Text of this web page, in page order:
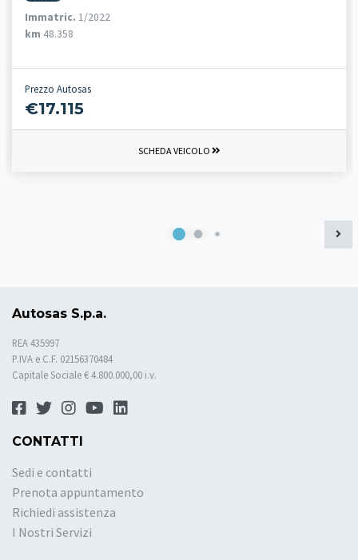
Immatric. 1/2022
km 48.358
Prezzo Autosas
€17.115
SCHEDA VEICOLO
Autosas S.p.a.
REA 435997
P.IVA e C.F. 02156370484
Capitale Sociale € 4.800.000,00 i.v.
CONTATTI
Sedi e contatti
Prenota appuntamento
Richiedi assistenza
I Nostri Servizi